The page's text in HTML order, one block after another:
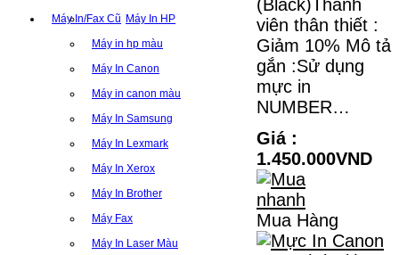
Máy In/Fax Cũ Máy In HP
Máy in hp màu
Máy In Canon
Máy in canon màu
Máy In Samsung
Máy In Lexmark
Máy In Xerox
Máy In Brother
Máy Fax
Máy In Laser Màu
(Black)Thành
viên thân thiết :
Giảm 10% Mô tả
gắn :Sử dụng
mực in
NUMBER…
Giá :
1.450.000VND
Mua Hàng